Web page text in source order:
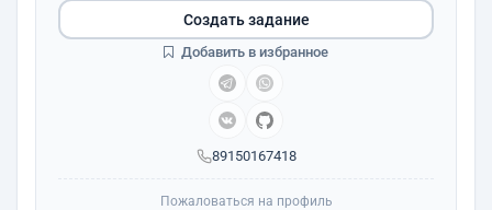
89150167418
Создать задание
Добавить в избранное
Пожаловаться на профиль